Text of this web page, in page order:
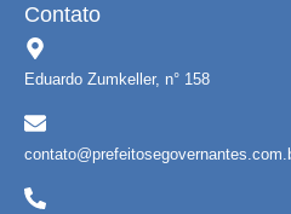
Contato
Eduardo Zumkeller, n° 158